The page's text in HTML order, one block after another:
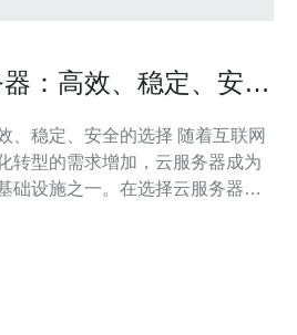
：高效、稳定、安全
、安全的选择 随着互联网
转型的需求增加，云服务器成为
础设施之一。在选择云服务器
的首选。 陇南香港云服